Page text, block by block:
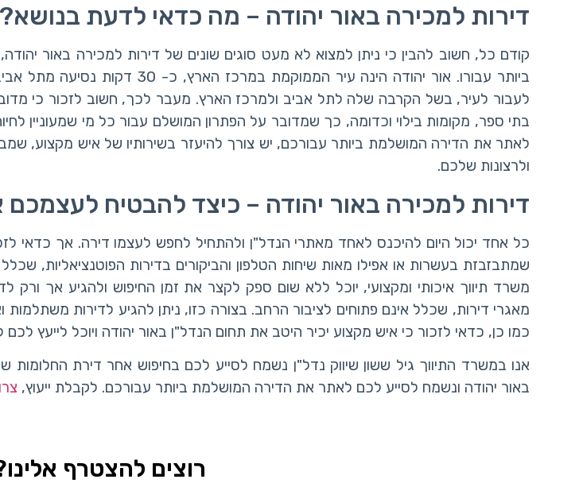
דירות למכירה באור יהודה – מה כדאי לדעת בנושא?
קודם כל, חשוב להבין כי ניתן למצוא לא מעט סוגים שונים של דירות למכירה באור
ביותר עבורו. אור יהודה הינה עיר
לעבור לעיר, בשל הקרבה שלה לתל אביב ולמרכז הארץ. מעבר לכך, חשוב לזכור כי
בתי ספר, מקומות בילוי וכדומה, כך שמדובר על הפתרון המושלם עבור כל מי שמעוניין
לאתר את הדירה המושלמת ביותר עבורכם, יש צורך להיעזר בשירותיו של איש מקצוע,
ולרצונות שלכם.
דירות למכירה באור יהודה – כיצד להבטיח
כל אחד יכול היום להיכנס לאחד מאתרי הנדל"ן ולהתחיל לחפש לעצמו דירה. אך כדאי
שמתבזבזת בעשרות או אפילו מאות שיחות הטלפון והביקורים בדירות הפוטנציאליות,
משרד תיווך איכותי ומקצועי, יוכל ללא שום ספק לקצר את זמן החיפוש ולהגיע אך ורק
מאגרי דירות, שכלל אינם פתוחים לציבור הרחב. בצורה כזו, ניתן להגיע לדירות משתלמות
כמו כן, כדאי לזכור כי איש מקצוע יכיר היטב את תחום הנדל"ן באור יהודה ויוכל לייעץ
אנו במשרד התיווך גיל ששון שיווק נדל"ן נשמח לסייע לכם בחיפוש אחר דירת החלומות
באור יהודה ונשמח לסייע לכם לאתר את הדירה המושלמת ביותר עבורכם. לקבלת ייעוץ,
רוצים להצטרף